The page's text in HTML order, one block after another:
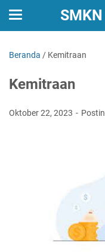
Beranda / Kemitraan
Kemitraan
Oktober 22, 2023